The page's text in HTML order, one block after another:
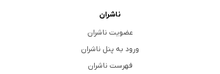
ناشران
عضویت ناشران
ورود به پنل ناشران
فهرست ناشران